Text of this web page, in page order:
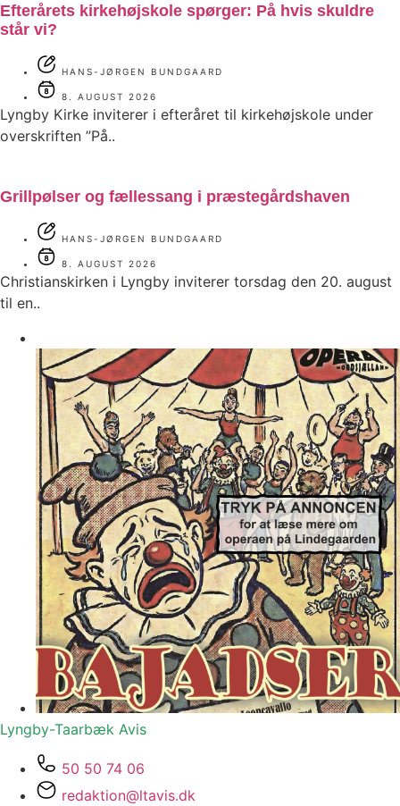
Efterårets kirkehøjskole spørger: På hvis skuldre
står vi?
HANS-JØRGEN BUNDGAARD
8. AUGUST 2026
Lyngby Kirke inviterer i efteråret til kirkehøjskole under
overskriften ”På..
Grillpølser og fællessang i præstegårdshaven
HANS-JØRGEN BUNDGAARD
8. AUGUST 2026
Christianskirken i Lyngby inviterer torsdag den 20. august
til en..
Lyngby-Taarbæk Avis
50 50 74 06
redaktion@ltavis.dk